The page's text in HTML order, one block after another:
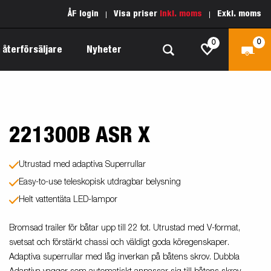
ÅF login Visa priser Inkl. moms Exkl. moms
Produktguide Allround
Produktguide Fordonstransport
Produktguide Proffs
Produktguide Vattensport
Reservdelar
Vår garantipolicy
Reservdelssök
Inredda släpvagnar
Fogelsta 1205 Limited Edition
återförsäljare Nyheter
0 0
221300B ASR X
Utrustad med adaptiva Superrullar
Easy-to-use teleskopisk utdragbar belysning
Helt vattentäta LED-lampor
Bromsad trailer för båtar upp till 22 fot. Utrustad med V-format,
svetsat och förstärkt chassi och väldigt goda köregenskaper.
Adaptiva superrullar med låg inverkan på båtens skrov. Dubbla